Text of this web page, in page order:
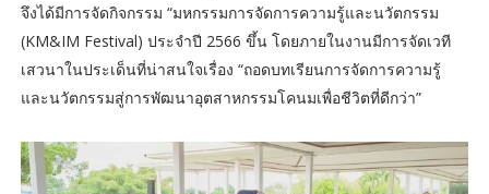
จึงได้มีการจัดกิจกรรม “มหกรรมการจัดการความรู้และนวัตกรรม
(KM&IM Festival) ประจำปี 2566 ขึ้น โดยภายในงานมีการจัดเวที
เสวนาในประเด็นที่น่าสนใจเรื่อง “ถอดบทเรียนการจัดการความรู้
และนวัตกรรมสู่การพัฒนาอุตสาหกรรมโคนมเพื่อชีวิตที่ดีกว่า”